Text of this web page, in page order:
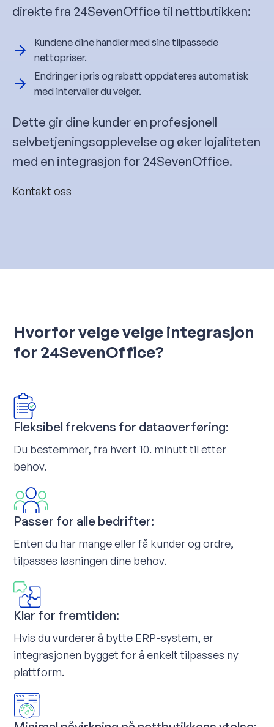
direkte fra 24SevenOffice til nettbutikken:
Kundene dine handler med sine tilpassede
nettopriser.
Endringer i pris og rabatt oppdateres automatisk
med intervaller du velger.
Dette gir dine kunder en profesjonell
selvbetjeningsopplevelse og øker lojaliteten
med en integrasjon for 24SevenOffice.
Kontakt oss
Hvorfor velge velge integrasjon
for 24SevenOffice?
Fleksibel frekvens for dataoverføring:
Du bestemmer, fra hvert 10. minutt til etter
behov.
Passer for alle bedrifter:
Enten du har mange eller få kunder og ordre,
tilpasses løsningen dine behov.
Klar for fremtiden:
Hvis du vurderer å bytte ERP-system, er
integrasjonen bygget for å enkelt tilpasses ny
plattform.